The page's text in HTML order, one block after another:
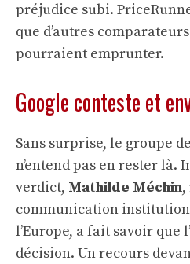
préjudice subi.
que d’autres
pourraient emprunter.
Google conteste et
Sans surprise, le groupe
n’entend pas en rester là.
verdict, Mathilde Méchin,
communication
l’Europe, a fait savoir que
décision. Un recours